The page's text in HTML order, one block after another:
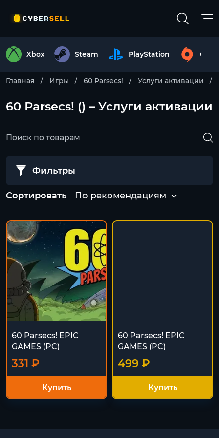
Xbox Steam PlayStation
Главная Игры 60 Parsecs! Услуги активации
60 Parsecs! () – Услуги активации
Фильтры
Сортировать По рекомендациям
60 Parsecs! EPIC
GAMES (PC)
331 ₽
Купить
60 Parsecs! EPIC
GAMES (PC)
499 ₽
Купить